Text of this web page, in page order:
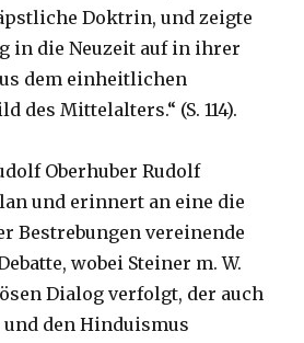
Doktrin, und zeigte
in die Neuzeit auf in ihrer
dem einheitlichen
des Mittelalters.“ (S. 114).
Oberhuber Rudolf
und erinnert an eine die
Bestrebungen vereinende
wobei Steiner m. W.
Dialog verfolgt, der auch
den Hinduismus